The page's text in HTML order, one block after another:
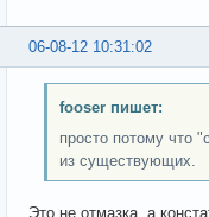
06-08-12 10:31:02
fooser пишет:
просто потому что
из существующих.
Это не отмазка, а